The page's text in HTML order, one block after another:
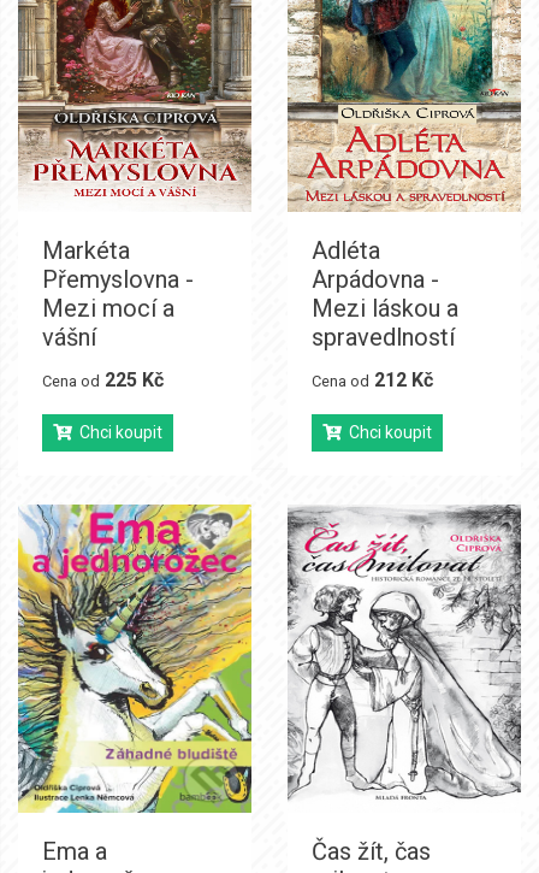
Markéta
Přemyslovna -
Mezi mocí a
vášní
Cena od 225 Kč
Chci koupit
Adléta
Arpádovna -
Mezi láskou a
spravedlností
Cena od 212 Kč
Chci koupit
Ema a
Čas žít, čas